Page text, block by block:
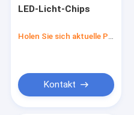
LED-Licht-Chips
Holen Sie sich aktuelle Preis
Kontakt